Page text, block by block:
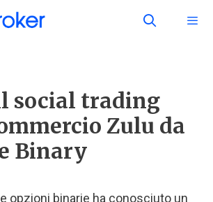
social trading
Zulu da
Binary
opzioni binarie ha conosciuto un